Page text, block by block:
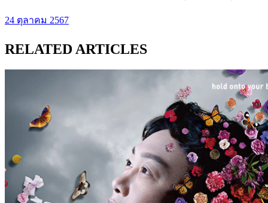
24 ตุลาคม 2567
RELATED ARTICLES